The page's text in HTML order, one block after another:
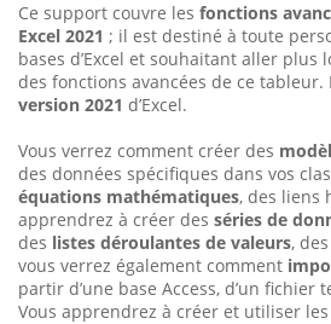
Ce support couvre les fonctions
Excel 2021 ; il est destiné à toute
bases d’Excel et souhaitant aller plus
des fonctions avancées de ce tableur.
version 2021 d’Excel.
Vous verrez comment créer des
des données spécifiques dans vos
équations mathématiques, des liens
apprendrez à créer des séries de
des listes déroulantes de valeurs, des
vous verrez également comment
partir d’une base Access, d’un fichier
Vous apprendrez à créer et utiliser les